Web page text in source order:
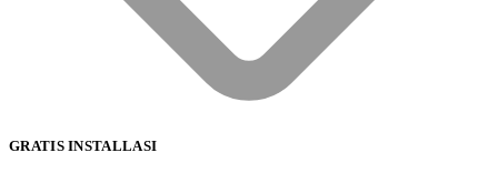
GRATIS INSTALLASI